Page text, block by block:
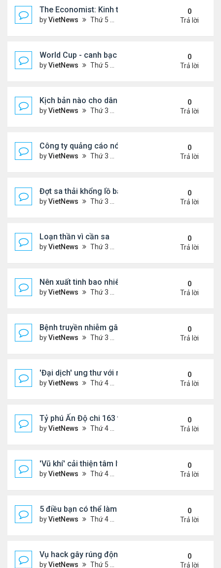
The Economist: Kinh tế thế giới suy thoái vẫn
byVietNews Thứ 5 Tháng 11 17, 2022 5:51 pm
0
Trả lời
World Cup - canh bạc 300 tỷ USD thay đổi hình
byVietNews Thứ 5 Tháng 11 17, 2022 4:48 pm
0
Trả lời
Kịch bản nào cho dân số thế giới sau mốc 8 tỷ
byVietNews Thứ 3 Tháng 11 15, 2022 5:02 pm
0
Trả lời
Công ty quảng cáo nói Twitter quá rủi ro
byVietNews Thứ 3 Tháng 11 15, 2022 4:56 pm
0
Trả lời
Đợt sa thải khổng lồ bắt đầu tại Amazon
byVietNews Thứ 3 Tháng 11 15, 2022 4:54 pm
0
Trả lời
Loạn thần vì cần sa
byVietNews Thứ 3 Tháng 10 25, 2022 4:45 pm
0
Trả lời
Nên xuất tinh bao nhiêu lần một tuần?
byVietNews Thứ 3 Tháng 10 25, 2022 4:24 pm
0
Trả lời
Bệnh truyền nhiễm gây chết người nhiều nhất thế
byVietNews Thứ 3 Tháng 10 25, 2022 4:19 pm
0
Trả lời
'Đại dịch' ung thư với người dưới 50 tuổi
byVietNews Thứ 4 Tháng 10 19, 2022 4:51 pm
0
Trả lời
Tỷ phú Ấn Độ chi 163 triệu USD mua biệt thự đắt
byVietNews Thứ 4 Tháng 10 19, 2022 4:44 pm
0
Trả lời
'Vũ khí' cải thiện tâm lý phụ nữ tuổi mãn kinh
byVietNews Thứ 4 Tháng 10 19, 2022 4:42 pm
0
Trả lời
5 điều bạn có thể làm để thăng tiến sự nghiệp
byVietNews Thứ 4 Tháng 10 19, 2022 4:40 pm
0
Trả lời
Vụ hack gây rúng động Australia
byVietNews Thứ 5 Tháng 9 29, 2022 4:48 pm
0
Trả lời